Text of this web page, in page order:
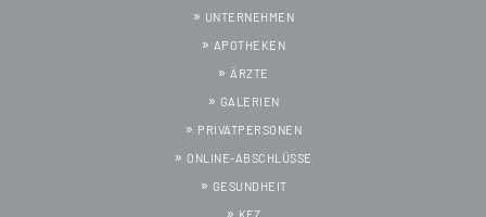
UNTERNEHMEN
APOTHEKEN
ÄRZTE
GALERIEN
PRIVATPERSONEN
ONLINE-ABSCHLÜSSE
GESUNDHEIT
KFZ